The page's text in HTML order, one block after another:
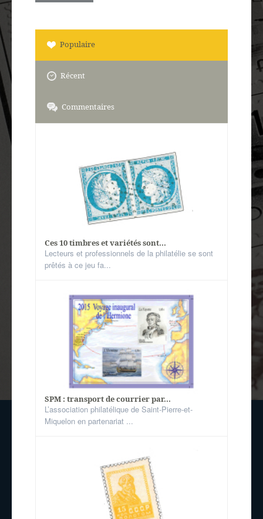
Populaire
Récent
Commentaires
Ces 10 timbres et variétés sont...
Lecteurs et professionnels de la philatélie se sont
prêtés à ce jeu fa...
SPM : transport de courrier par...
L’association philatélique de Saint-Pierre-et-
Miquelon en partenariat ...